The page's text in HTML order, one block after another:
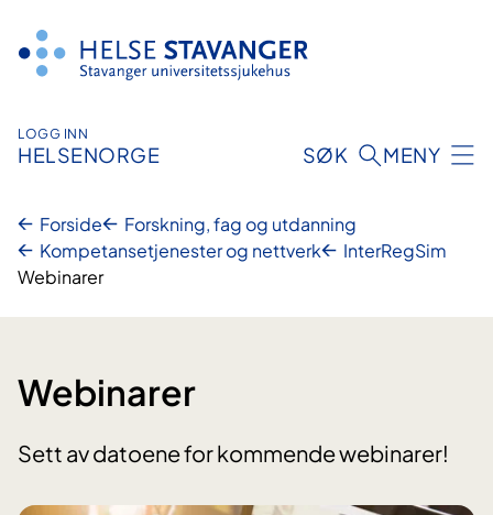
innhold
LOGG INN
HELSENORGE SØK MENY
Forside
Forskning, fag og utdanning
Kompetansetjenester og nettverk
InterRegSim
Webinarer
Webinarer
Sett av datoene for kommende webinarer!